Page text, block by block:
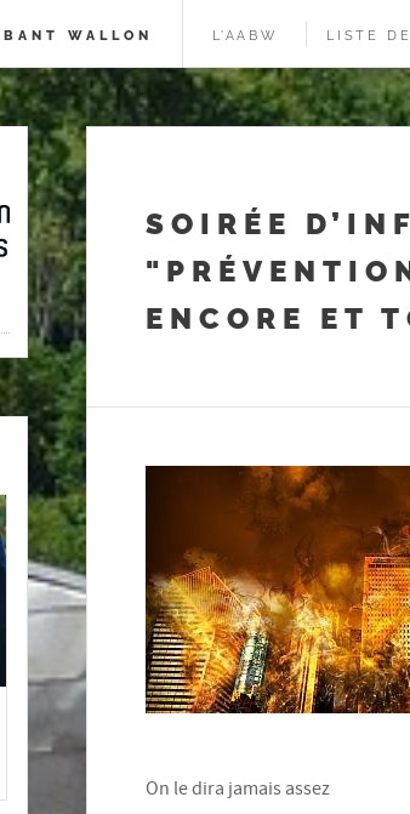
WALLON L’AABW LISTE
SOIRÉE
ENCORE ET
On le dira jamais assez